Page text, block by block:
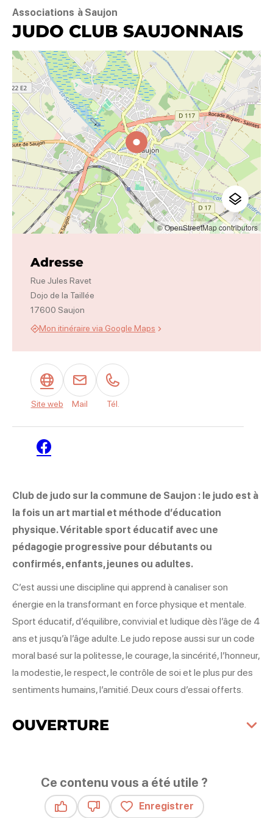
Associations à Saujon
JUDO CLUB SAUJONNAIS
Club de judo sur la commune de Saujon : le judo est à
la fois un art martial et méthode d’éducation
physique. Véritable sport éducatif avec une
pédagogie progressive pour débutants ou
confirmés, enfants, jeunes ou adultes.
C’est aussi une discipline qui apprend à canaliser son
énergie en la transformant en force physique et mentale.
Sport éducatif, d’équilibre, convivial et ludique dès l’âge de 4
ans et jusqu’à l’âge adulte. Le judo repose aussi sur un code
moral basé sur la politesse, le courage, la sincérité, l’honneur,
la modestie, le respect, le contrôle de soi et le plus pur des
sentiments humains, l’amitié. Deux cours d’essai offerts.
OUVERTURE
© OpenStreetMap contributors
Adresse
Rue Jules Ravet
Dojo de la Taillée
17600 Saujon
Mon itinéraire via Google Maps
Site web Mail Tél.
Facebook
Ce contenu vous a été utile ?
Enregistrer